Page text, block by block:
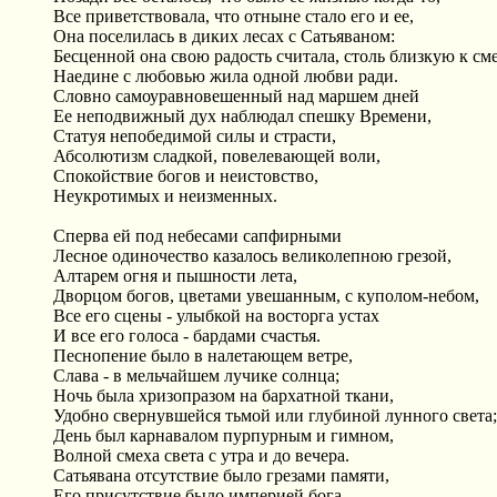
Все приветствовала, что отныне стало его и ее,
Она поселилась в диких лесах с Сатьяваном:
Бесценной она свою радость считала, столь близкую к
Наедине с любовью жила одной любви ради.
Словно самоуравновешенный над маршем дней
Ее неподвижный дух наблюдал спешку Времени,
Статуя непобедимой силы и страсти,
Абсолютизм сладкой, повелевающей воли,
Спокойствие богов и неистовство,
Неукротимых и неизменных.
Сперва ей под небесами сапфирными
Лесное одиночество казалось великолепною грезой,
Алтарем огня и пышности лета,
Дворцом богов, цветами увешанным, с куполом-небом,
Все его сцены - улыбкой на восторга устах
И все его голоса - бардами счастья.
Песнопение было в налетающем ветре,
Слава - в мельчайшем лучике солнца;
Ночь была хризопразом на бархатной ткани,
Удобно свернувшейся тьмой или глубиной лунного света;
День был карнавалом пурпурным и гимном,
Волной смеха света с утра и до вечера.
Сатьявана отсутствие было грезами памяти,